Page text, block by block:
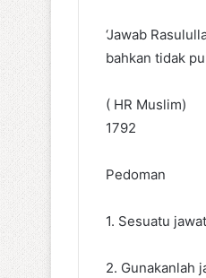
‘Jawab
bahkan tidak
( HR Muslim)
1792
Pedoman
1. Sesuatu
2. Gunakanlah